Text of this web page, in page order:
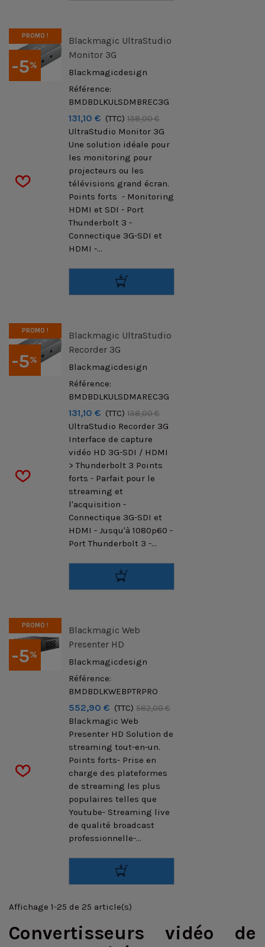
-5%
PROMO !
Blackmagic UltraStudio
Monitor 3G
Blackmagicdesign
Référence:
BMDBDLKULSDMBREC3G
131,10 € (TTC) 138,00 €
UltraStudio Monitor 3G
Une solution idéale pour
les monitoring pour
projecteurs ou les
télévisions grand écran.
Points forts - Monitoring
HDMI et SDI - Port
Thunderbolt 3 -
Connectique 3G-SDI et
HDMI -...
-5%
PROMO !
Blackmagic UltraStudio
Recorder 3G
Blackmagicdesign
Référence:
BMDBDLKULSDMAREC3G
131,10 € (TTC) 138,00 €
UltraStudio Recorder 3G
Interface de capture
vidéo HD 3G-SDI / HDMI
> Thunderbolt 3 Points
forts - Parfait pour le
streaming et
l'acquisition -
Connectique 3G-SDI et
HDMI - Jusqu'à 1080p60 -
Port Thunderbolt 3 -...
-5%
PROMO !
Blackmagic Web
Presenter HD
Blackmagicdesign
Référence:
BMDBDLKWEBPTRPRO
552,90 € (TTC) 582,00 €
Blackmagic Web
Presenter HD Solution de
streaming tout-en-un.
Points forts- Prise en
charge des plateformes
de streaming les plus
populaires telles que
Youtube- Streaming live
de qualité broadcast
professionnelle-...
Affichage 1-25 de 25 article(s)
Convertisseurs vidéo de